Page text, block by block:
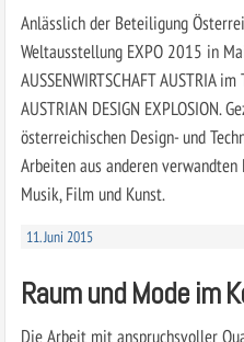
Anlässlich der Beteiligung
Weltausstellung EXPO 2015 in
AUSSENWIRTSCHAFT AUSTRIA
AUSTRIAN DESIGN EXPLOSION.
österreichischen Design- und
Arbeiten aus anderen
Musik, Film und Kunst.
11. Juni 2015
Raum und Mode im
Die Arbeit mit anspruchsvoller